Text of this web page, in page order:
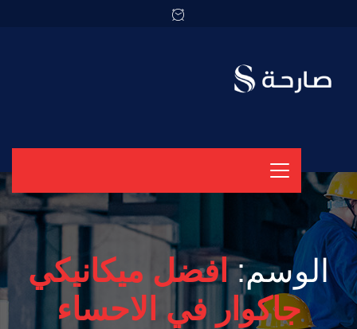
الوسم:افضل ميكانيكي
جاكوار في الاحساء